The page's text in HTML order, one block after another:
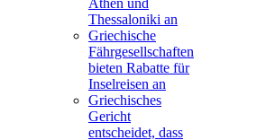
Athen und
Thessaloniki an
Griechische
Fährgesellschaften
bieten Rabatte für
Inselreisen an
Griechisches
Gericht
entscheidet, dass